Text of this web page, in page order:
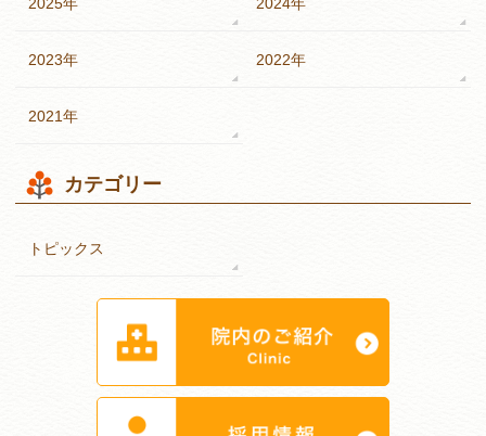
2023年 2022年
2021年
カテゴリー
トピックス